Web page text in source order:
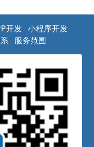
开发 小程序开发
服务范围